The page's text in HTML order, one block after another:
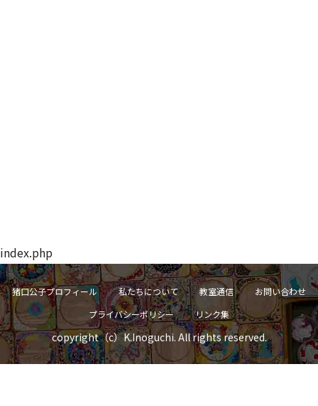
index.php
猪口公子プロフィール 私たちについて 教室通信
お問い合わせ
プライバシーポリシー
リンク集
copyright（c）K.Inoguchi. All rights reserved.